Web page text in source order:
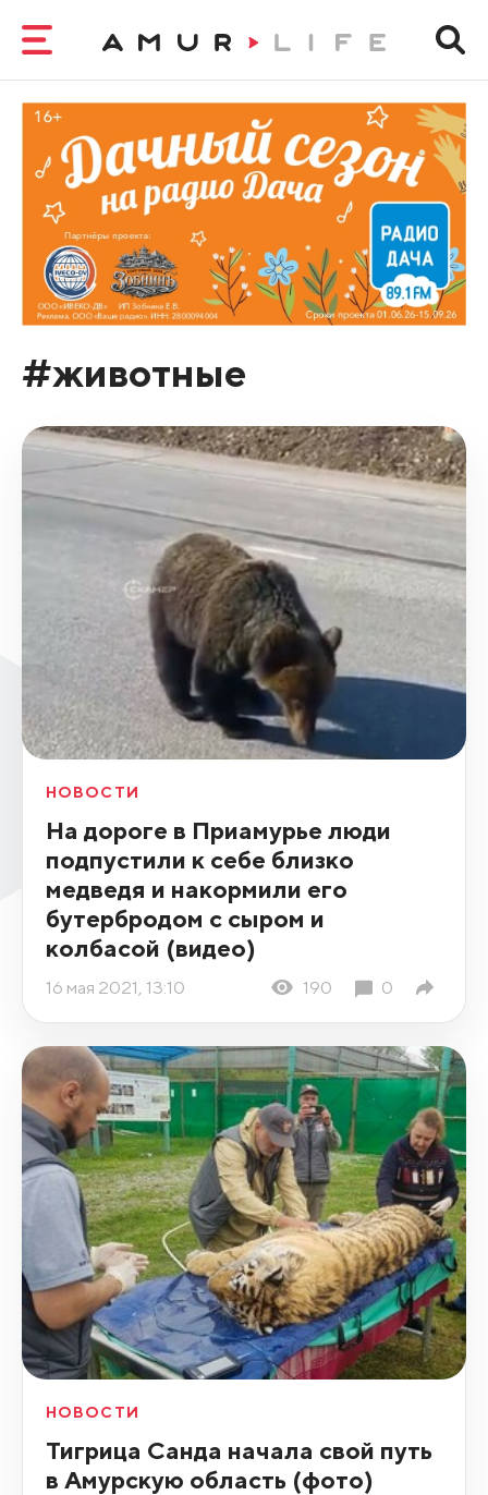
#животные
НОВОСТИ
На дороге в Приамурье люди
подпустили к себе близко
медведя и накормили его
бутербродом с сыром и
колбасой (видео)
16 мая 2021, 13:10 190 0
НОВОСТИ
Тигрица Санда начала свой путь
в Амурскую область (фото)